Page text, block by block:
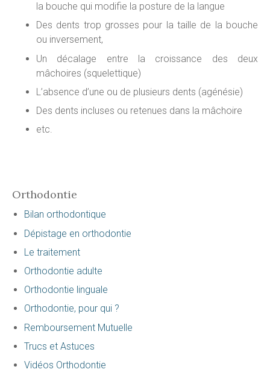
la bouche qui modifie la posture de la langue
Des dents trop grosses pour la taille de la bouche
ou inversement,
Un décalage entre la croissance des deux
mâchoires (squelettique)
L’absence d’une ou de plusieurs dents (agénésie)
Des dents incluses ou retenues dans la mâchoire
etc.
Orthodontie
Bilan orthodontique
Dépistage en orthodontie
Le traitement
Orthodontie adulte
Orthodontie linguale
Orthodontie, pour qui ?
Remboursement Mutuelle
Trucs et Astuces
Vidéos Orthodontie